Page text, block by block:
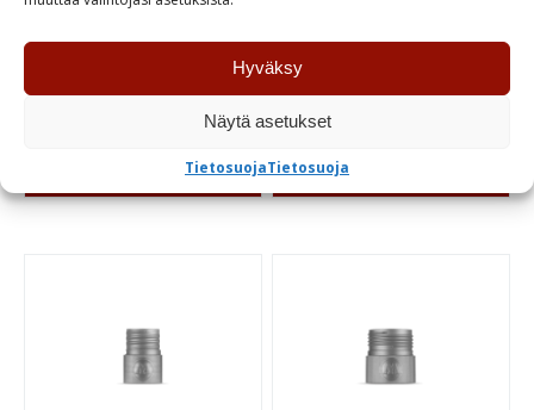
Hyväksy
Näytä asetukset
TietosuojaTietosuoja
2,45€
Varastossa
1,20€
Varastossa